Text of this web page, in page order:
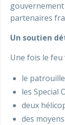
partenaires
Un soutien
Une fois le feu
le
les Special
deux
des